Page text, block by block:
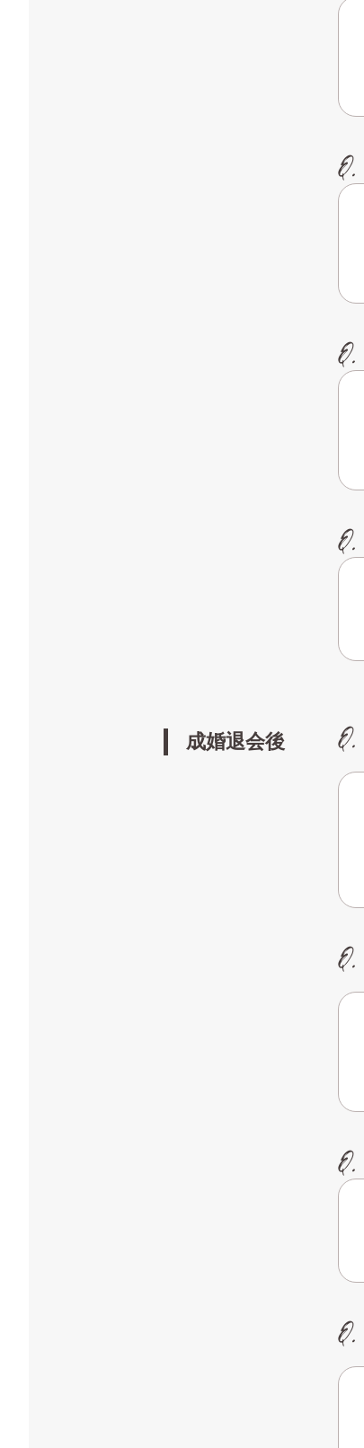
成婚退会後